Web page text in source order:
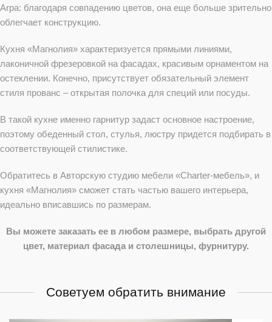
Arpa: благодаря совпадению цветов, она еще больше зрительно
облегчает конструкцию.
Кухня «Магнолия» характеризуется прямыми линиями,
лаконичной фрезеровкой на фасадах, красивым орнаментом на
остеклении. Конечно, присутствует обязательный элемент
стиля прованс – открытая полочка для специй или посуды.
В такой кухне именно гарнитур задаст основное настроение,
поэтому обеденный стол, стулья, люстру придется подбирать в
соответствующей стилистике.
Обратитесь в Авторскую студию мебели «Charter-мебель», и
кухня «Магнолия» сможет стать частью вашего интерьера,
идеально вписавшись по размерам.
Вы можете заказать ее в любом размере, выбрать другой
цвет, материал фасада и столешницы, фурнитуру.
Советуем обратить внимание